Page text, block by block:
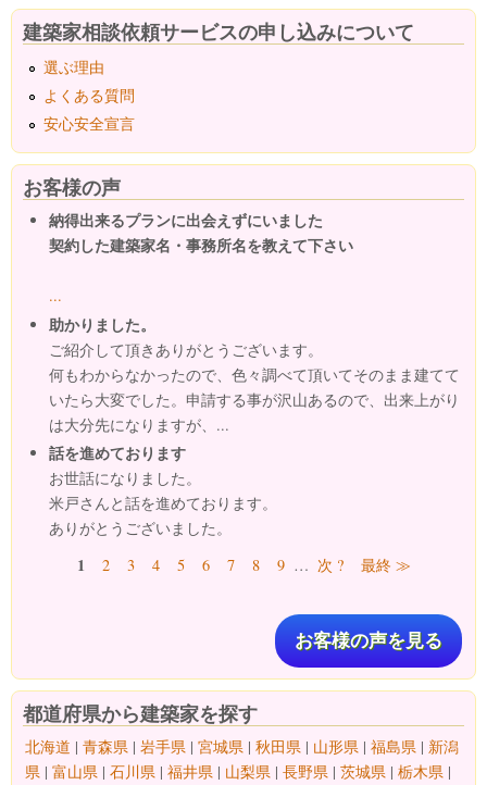
建築家相談依頼サービスの申し込みについて
選ぶ理由
よくある質問
安心安全宣言
お客様の声
納得出来るプランに出会えずにいました
契約した建築家名・事務所名を教えて下さい
...
助かりました。
ご紹介して頂きありがとうございます。
何もわからなかったので、色々調べて頂いてそのまま建てて
いたら大変でした。申請する事が沢山あるので、出来上がり
は大分先になりますが、...
話を進めております
お世話になりました。
米戸さんと話を進めております。
ありがとうございました。
ページ1 2 3 4 5 6 7 8 9 … 次 ? 最終 ≫
お客様の声を見る
都道府県から建築家を探す
北海道 | 青森県 | 岩手県 | 宮城県 | 秋田県 | 山形県 | 福島県 | 新潟
県 | 富山県 | 石川県 | 福井県 | 山梨県 | 長野県 | 茨城県 | 栃木県 |